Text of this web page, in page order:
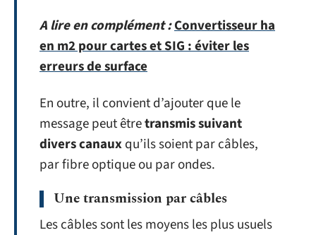
A lire en complément :Convertisseur ha
en m2 pour cartes et SIG : éviter les
erreurs de surface
En outre, il convient d’ajouter que le
message peut êtretransmis suivant
divers canauxqu’ils soient par câbles,
par fibre optique ou par ondes.
Une transmission par câbles
Les câbles sont les moyens les plus usuels